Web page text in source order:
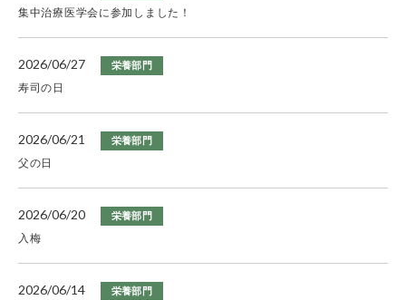
集中治療医学会に参加しました！
2026/06/27 栄養部門
寿司の日
2026/06/21 栄養部門
父の日
2026/06/20 栄養部門
入梅
2026/06/14 栄養部門